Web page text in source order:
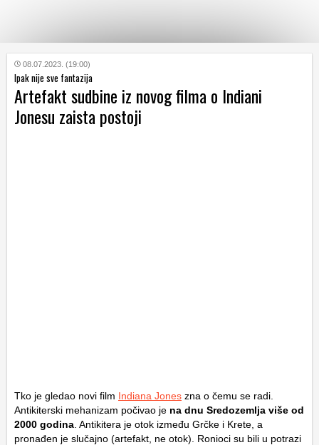
KATEGORIJE
HRVATSKI
WEB
08.07.2023. (19:00)
Ipak nije sve fantazija
Artefakt sudbine iz novog filma o Indiani
Jonesu zaista postoji
Tko je gledao novi film Indiana Jones zna o čemu se radi.
Antikiterski mehanizam počivao je na dnu Sredozemlja više od
2000 godina . Antikitera je otok između Grčke i Krete, a
pronađen je slučajno (artefakt, ne otok). Ronioci su bili u potrazi